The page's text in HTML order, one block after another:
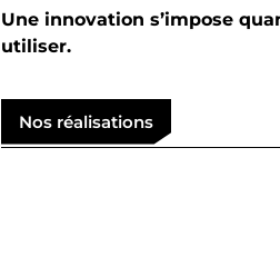
Une innovation s’impose
utiliser.
Nos réalisations